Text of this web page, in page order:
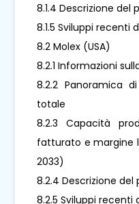
8.1.4 Descrizione del
8.1.5 Sviluppi recenti
8.2 Molex (USA)
8.2.1 Informazioni
8.2.2 Panoramica
totale
8.2.3 Capacità
fatturato e margine
2033)
8.2.4 Descrizione del
8.2.5 Sviluppi recenti